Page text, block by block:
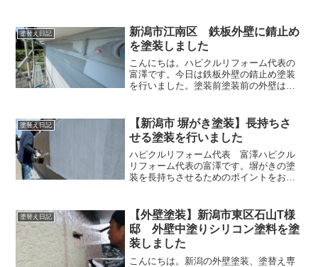
塗膜剥離があるので塗装していきます。
錆止め塗装完了錆落としを...
塗替え日記
新潟市江南区 鉄板外壁に錆止め
を塗装しました
こんにちは。ハピクルリフォーム代表の
富澤です。今日は鉄板外壁の錆止め塗装
を行いました。塗装前塗装前の外壁は錆
が当たらないと汚れが長期間付着するた
め錆を進行させてしまいま...
塗替え日記
【新潟市 塀がき塗装】長持ちさ
せる塗装を行いました
ハピクルリフォーム代表 富澤ハピクル
リフォーム代表の富澤です。塀がきの塗
装を長持ちさせるためのポイントをお伝
ある家がたくさんありました。塀がきは
一番目に入りやすい箇所な...
塗替え日記
【外壁塗装】新潟市東区石山T様
邸 外壁中塗りシリコン塗料を塗
装しました
こんにちは。新潟の外壁塗装、塗替え専